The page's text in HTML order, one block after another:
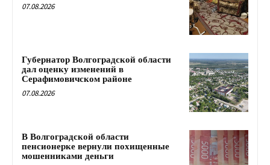
07.08.2026
Губернатор Волгоградской области
дал оценку изменений в
Серафимовичском районе
07.08.2026
В Волгоградской области
пенсионерке вернули похищенные
мошенниками деньги